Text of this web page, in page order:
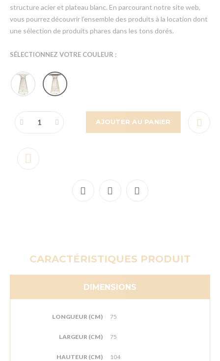
structure acier et plateau blanc. En parcourant notre site web,
vous pourrez découvrir l’ensemble des produits à la location dont
une sélection de produits phares dans les tons dorés.
SÉLECTIONNEZ VOTRE COULEUR :
AJOUTER AU PANIER
CARACTÉRISTIQUES PRODUIT
DIMENSIONS
LONGUEUR (CM) 75
LARGEUR (CM) 75
HAUTEUR (CM) 104